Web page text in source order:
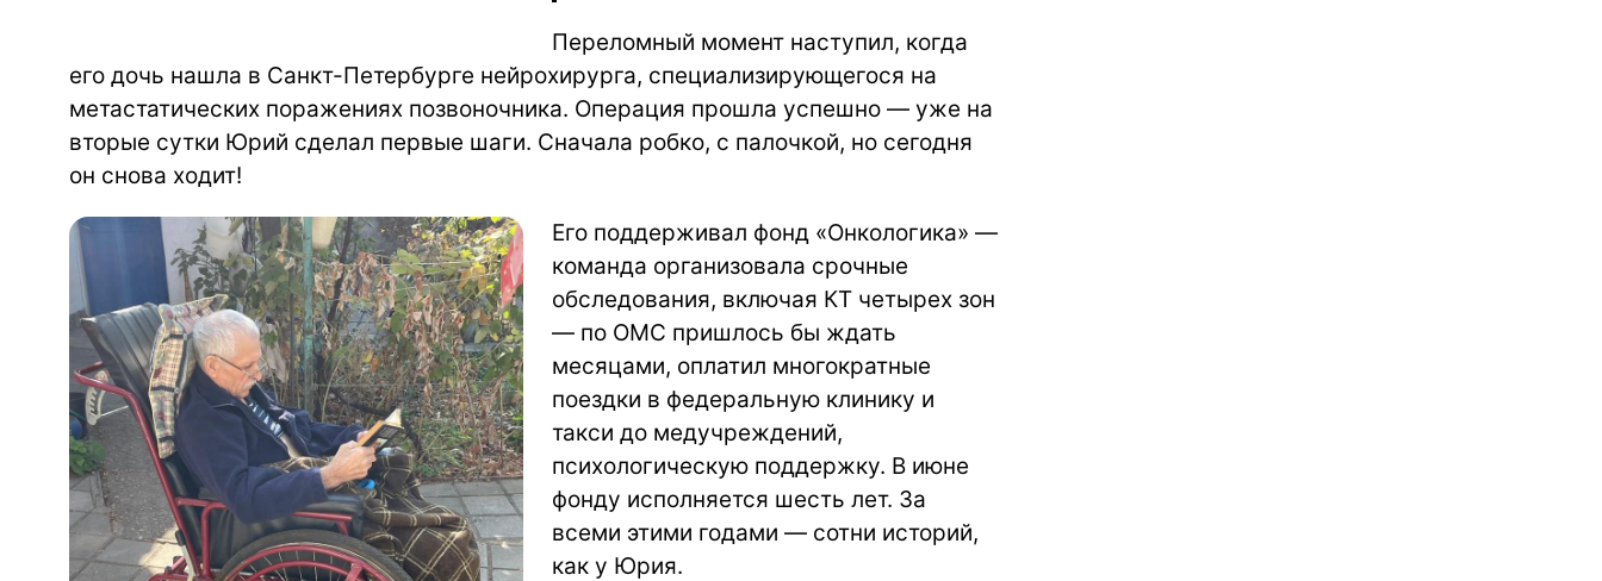
Переломный момент наступил, когда
его дочь нашла в Санкт-Петербурге нейрохирурга, специализирующегося на
метастатических поражениях позвоночника. Операция прошла успешно — уже на
вторые сутки Юрий сделал первые шаги. Сначала робко, с палочкой, но сегодня
он снова ходит!
Его поддерживал фонд «Онкологика» —
команда организовала срочные
обследования, включая КТ четырех зон
— по ОМС пришлось бы ждать
месяцами, оплатил многократные
поездки в федеральную клинику и
такси до медучреждений,
психологическую поддержку. В июне
фонду исполняется шесть лет. За
всеми этими годами — сотни историй,
как у Юрия.